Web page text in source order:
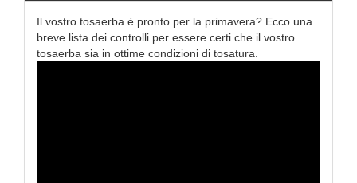
Il vostro tosaerba è pronto per la primavera? Ecco una
breve lista dei controlli per essere certi che il vostro
tosaerba sia in ottime condizioni di tosatura.